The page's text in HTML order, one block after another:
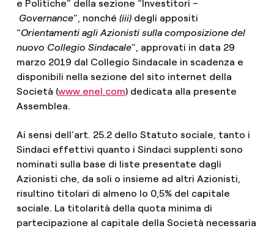
e Politiche” della sezione “Investitori –
Governance”, nonché (iii)degli appositi
“Orientamenti agli Azionisti sulla composizione del
nuovo Collegio Sindacale”, approvati in data 29
marzo 2019 dal Collegio Sindacale in scadenza e
disponibili nella sezione del sito internet della
Società (www.enel.com) dedicata alla presente
Assemblea.
Ai sensi dell’art. 25.2 dello Statuto sociale, tanto i
Sindaci effettivi quanto i Sindaci supplenti sono
nominati sulla base di liste presentate dagli
Azionisti che, da soli o insieme ad altri Azionisti,
risultino titolari di almeno lo 0,5% del capitale
sociale. La titolarità della quota minima di
partecipazione al capitale della Società necessaria